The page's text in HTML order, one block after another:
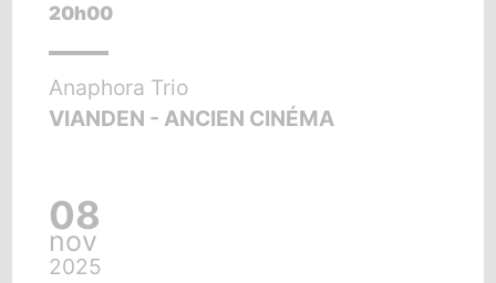
20h00
Anaphora Trio
VIANDEN - ANCIEN CINÉMA
08
nov
2025